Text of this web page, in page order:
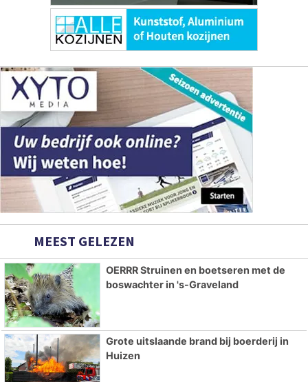
MEEST GELEZEN
OERRR Struinen en boetseren met de
boswachter in 's-Graveland
Grote uitslaande brand bij boerderij in
Huizen